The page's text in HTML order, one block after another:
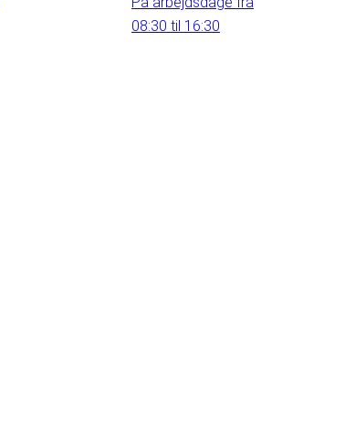
08:30 til 16:30